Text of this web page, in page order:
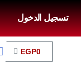
تسجيل الدخول
EGP0